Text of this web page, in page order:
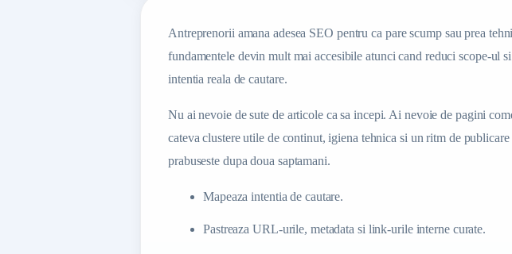
Antreprenorii amana adesea SEO pentru ca pare scump sau prea
fundamentele devin mult mai accesibile atunci cand reduci scope-ul
intentia reala de cautare.
Nu ai nevoie de sute de articole ca sa incepi. Ai nevoie de pagini
cateva clustere utile de continut, igiena tehnica si un ritm de publicare
prabuseste dupa doua saptamani.
Mapeaza intentia de cautare.
Pastreaza URL-urile, metadata si link-urile interne curate.